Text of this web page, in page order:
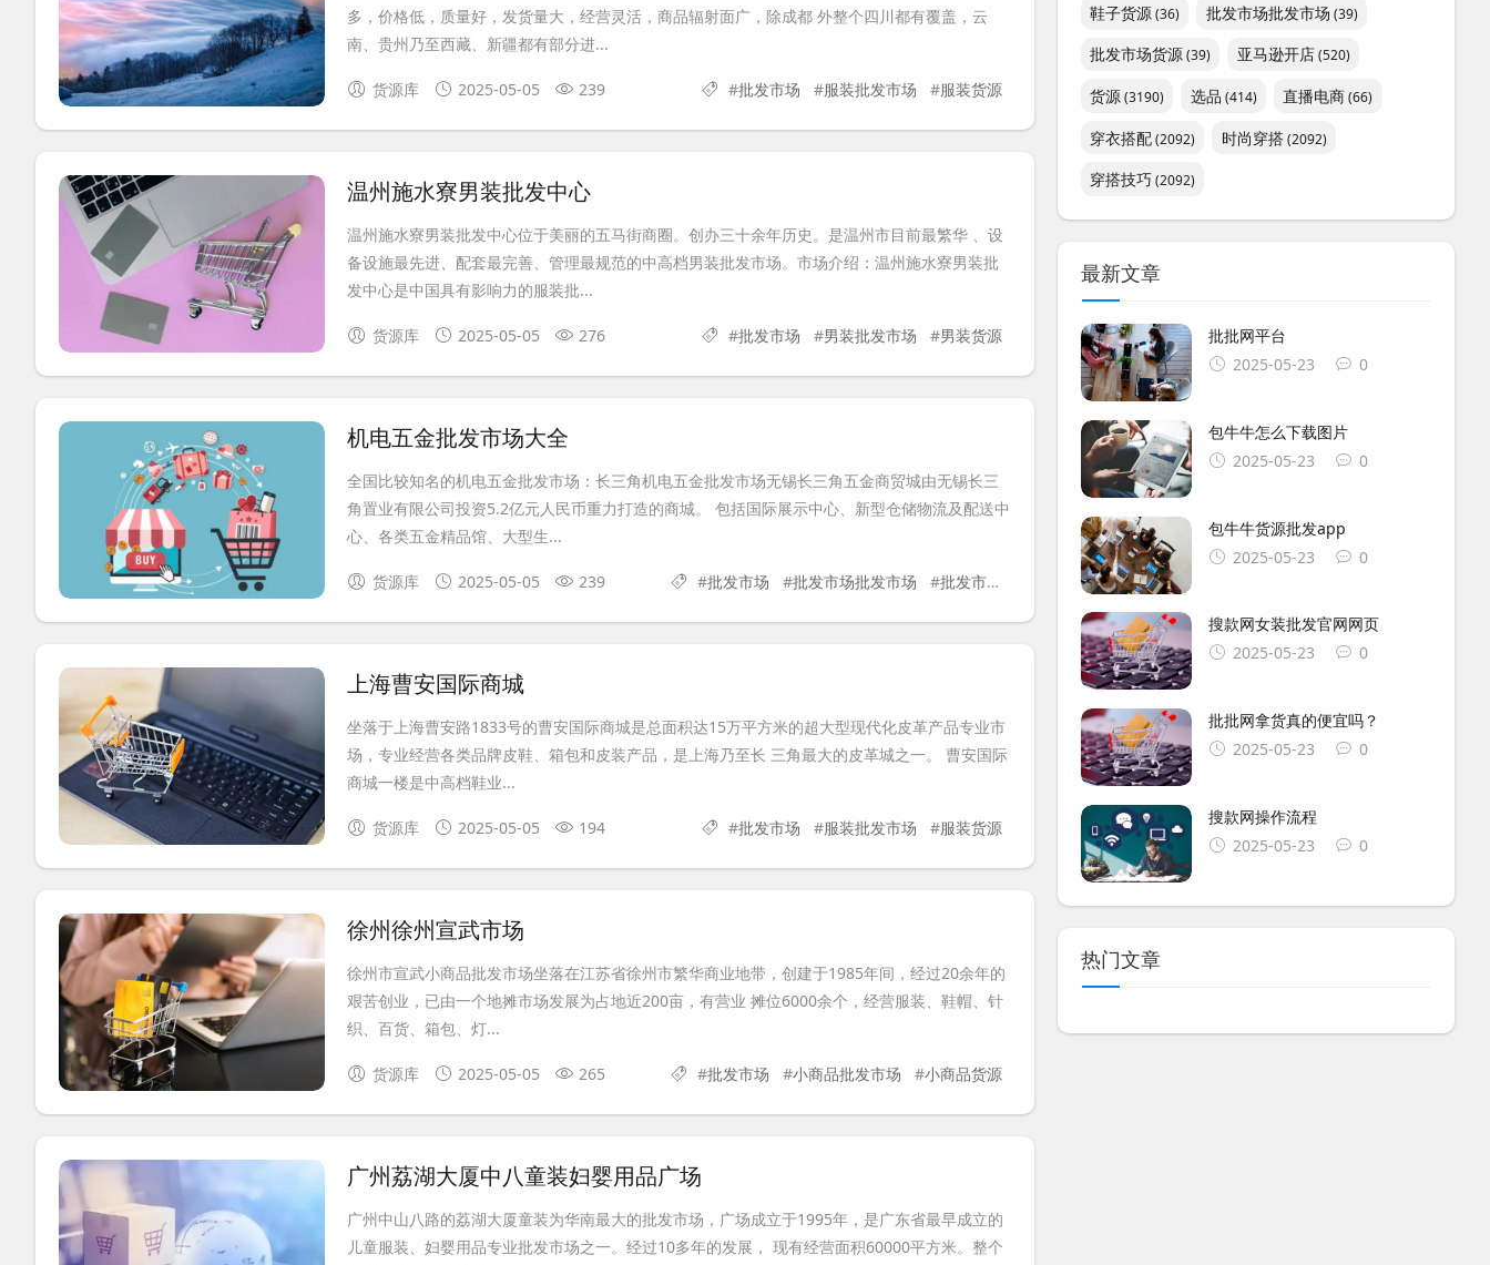
多，价格低，质量好，发货量大，经营灵活，商品辐射面广，除成都 外整个四川都有覆盖，云
南、贵州乃至西藏、新疆都有部分进...
货源库 2025-05-05 239 #批发市场 #服装批发市场 #服装货源
温州施水寮男装批发中心
温州施水寮男装批发中心位于美丽的五马街商圈。创办三十余年历史。是温州市目前最繁华 、设
备设施最先进、配套最完善、管理最规范的中高档男装批发市场。市场介绍：温州施水寮男装批
发中心是中国具有影响力的服装批...
货源库 2025-05-05 276 #批发市场 #男装批发市场 #男装货源
机电五金批发市场大全
全国比较知名的机电五金批发市场：长三角机电五金批发市场无锡长三角五金商贸城由无锡长三
角置业有限公司投资5.2亿元人民币重力打造的商城。 包括国际展示中心、新型仓储物流及配送中
心、各类五金精品馆、大型生...
货源库 2025-05-05 239 #批发市场 #批发市场批发市场 #批发市场货源
上海曹安国际商城
坐落于上海曹安路1833号的曹安国际商城是总面积达15万平方米的超大型现代化皮革产品专业市
场，专业经营各类品牌皮鞋、箱包和皮装产品，是上海乃至长 三角最大的皮革城之一。 曹安国际
商城一楼是中高档鞋业...
货源库 2025-05-05 194 #批发市场 #服装批发市场 #服装货源
徐州徐州宣武市场
徐州市宣武小商品批发市场坐落在江苏省徐州市繁华商业地带，创建于1985年间，经过20余年的
艰苦创业，已由一个地摊市场发展为占地近200亩，有营业 摊位6000余个，经营服装、鞋帽、针
织、百货、箱包、灯...
货源库 2025-05-05 265 #批发市场 #小商品批发市场 #小商品货源
广州荔湖大厦中八童装妇婴用品广场
广州中山八路的荔湖大厦童装为华南最大的批发市场，广场成立于1995年，是广东省最早成立的
儿童服装、妇婴用品专业批发市场之一。经过10多年的发展， 现有经营面积60000平方米。整个
鞋子货源(36) 批发市场批发市场 (39)
批发市场货源(39) 亚马逊开店(520)
货源(3190) 选品 (414) 直播电商(66)
穿衣搭配(2092) 时尚穿搭 (2092)
穿搭技巧(2092)
最新文章
批批网平台
2025-05-23
0
包牛牛怎么下载图片
2025-05-23
0
包牛牛货源批发app
2025-05-23
0
搜款网女装批发官网网页
2025-05-23
0
批批网拿货真的便宜吗？
2025-05-23
0
搜款网操作流程
2025-05-23
0
热门文章